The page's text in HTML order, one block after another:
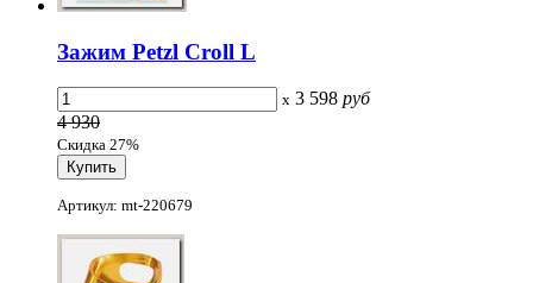
Зажим Petzl Croll L
x 3 598 руб
4 930
Скидка 27%
Артикул: mt-220679